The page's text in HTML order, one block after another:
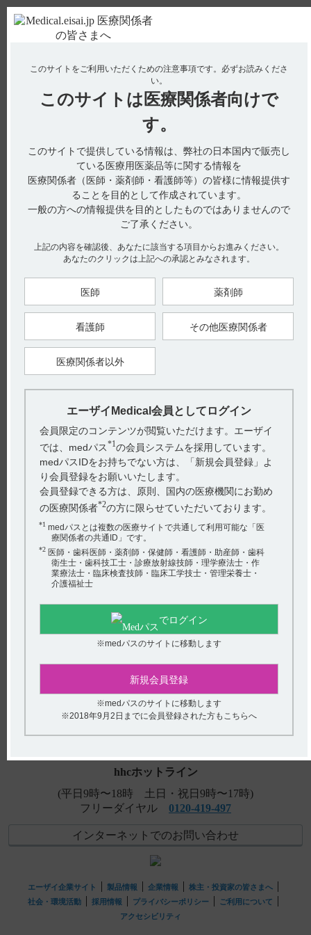
使用期限検索 Drug Information
No : 11125
【エクフィナ】 脳内への移行性について教えて
【エクフィナ】
脳内への移行性について教えてください。
動物試験でサフィナミドは血液－脳関門を通過することが示さ
れています。（引用1）
C-サフィナミドメシル酸塩を有色素ラットに静脈内投与した
また、サフィナミドを、マウス、ラット及びサルに経口投与し
たとき、血漿中に対する脳での曝露量（脳及び血漿でのサフィ
ナミド総量）の比（AUC比）は8.8～16.0の範囲でした。（引用
1）エクフィナ錠50mgインタビューフォーム 2019年9月作成
2）社内資料：ラット組織分布試験（2019年9月20日承認、
3）社内資料：組織移行性試験（2019年9月20日承認、
CTD2.6.4.4.5）［EQF-0043］
【作成年月】
2019年11月
戻る
関連するQ&A
【ワソラン】 投与にあたり注意することはありますか
（定期検査の実施など）？
【チョコラA・筋注】包装について教えてください。
【ニトロール・Rカプセル】 禁忌とその設定理由について
【レケンビ】 組成、性状について教えてください。
【エクフィナ】 妊婦や挙児希望の方への投与について教
えてください。
アンケート:ご意見をお聞かせください
(選択してください)
このサイトをご利用いただくための注意事項です。 必ずお読みくださ
い。
このサイトは 医療関係者向けで
す。
このサイトで提供している情報は、弊社の日本国内で販売し
ている医療用医薬品等に関する情報を
医療関係者（医師・薬剤師・看護師等）の皆様に情報提供す
ることを目的として作成されています。
一般の方への情報提供を目的としたものではありませんので
ご了承ください。
上記の内容を確認後、あなたに該当する項目からお進みください。
あなたのクリックは上記への承認とみなされます。
医師 薬剤師
看護師 その他医療関係者
医療関係者以外
エーザイMedical会員としてログイン
会員限定のコンテンツが閲覧いただけます。エーザイ
では、medパス*1の会員システムを採用しています。
medパスIDをお持ちでない方は、「新規会員登録」よ
り会員登録をお願いいたします。
会員登録できる方は、原則、国内の医療機関にお勤め
の医療関係者*2の方に限らせていただいております。
*1 medパスとは複数の医療サイトで共通して利用可能な「医
療関係者の共通ID」です。
*2 医師・歯科医師・薬剤師・保健師・看護師・助産師・歯科
衛生士・歯科技工士・診療放射線技師・理学療法士・作
業療法士・臨床検査技師・臨床工学技士・管理栄養士・
介護福祉士
でログイン
※medパスのサイトに移動します
新規会員登録
※medパスのサイトに移動します
※2018年9月2日までに会員登録された方もこちらへ
hhcホットライン
(平日9時〜18時 土日・祝日9時〜17時)
フリーダイヤル 0120-419-497
インターネットでのお問い合わせ
エーザイ企業サイト 製品情報 企業情報
株主・投資家の皆さまへ
社会・環境活動
採用情報 プライバシーポリシー
ご利用について
アクセシビリティ